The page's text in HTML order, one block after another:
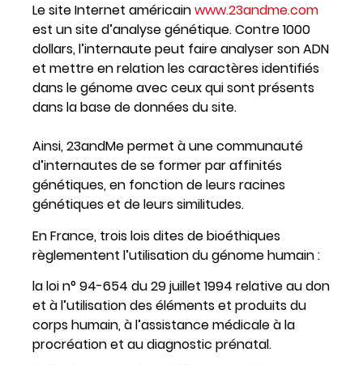
Le site Internet américainwww.23andme.com
est un site d’analyse génétique. Contre 1000
dollars, l’internaute peut faire analyser son ADN
et mettre en relation les caractères identifiés
dans le génome avec ceux qui sont présents
dans la base de données du site.
Ainsi, 23andMe permet à une communauté
d’internautes de se former par affinités
génétiques, en fonction de leurs racines
génétiques et de leurs similitudes.
En France, trois lois dites de bioéthiques
règlementent l’utilisation du génome humain :
la loi n° 94-654 du 29 juillet 1994 relative au don
et à l’utilisation des éléments et produits du
corps humain, à l’assistance médicale à la
procréation et au diagnostic prénatal.